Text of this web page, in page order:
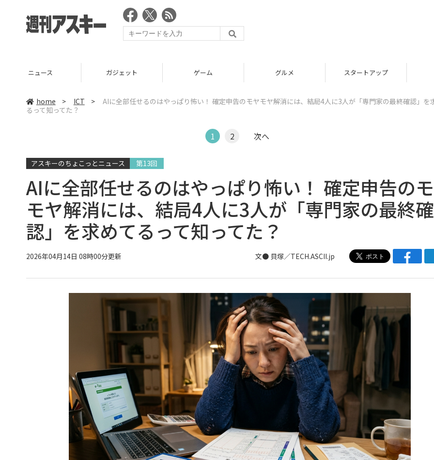
ニュース ガジェット ゲーム グルメ スタートアップ
home > ICT >
AIに全部任せるのはやっぱり怖い！ 確定申告のモヤモヤ解消には、結局4人に3人が「専門家の最終確認」を
るって知ってた？
1 2 次へ
アスキーのちょこっとニュース 第13回
AIに全部任せるのはやっぱり怖い！ 確定申告の
モヤ解消には、結局4人に3人が「専門家の最終確
認」を求めてるって知ってた？
2026年04月14日 08時00分更新 文● 貝塚／TECH.ASCII.jp